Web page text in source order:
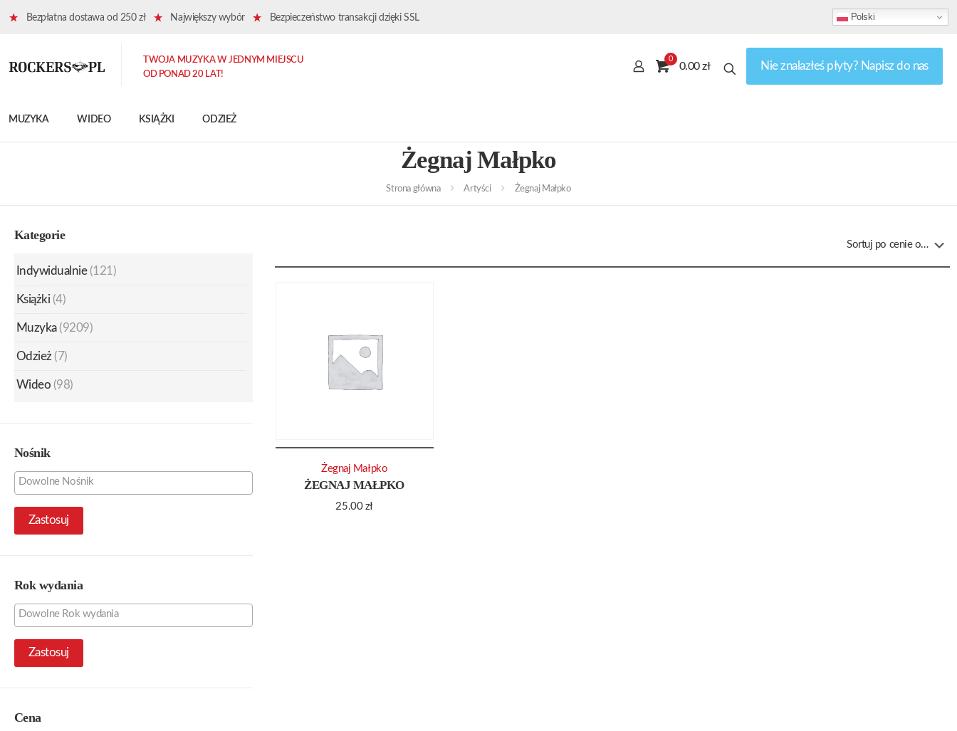
Bezpłatna dostawa od 250 zł Największy wybór Bezpieczeństwo transakcji dzięki SSL Polski
MUZYKA WIDEO KSIĄŻKI ODZIEŻ
TWOJA MUZYKA W JEDNYM MIEJSCU
OD PONAD 20 LAT!
0
0.00 zł Nie znalazłeś płyty? Napisz do nas
Żegnaj Małpko
Strona główna Artyści Żegnaj Małpko
ŻEGNAJ MAŁPKO
25.00 zł
Żegnaj Małpko
Kategorie
Indywidualnie (121)
Książki (4)
Muzyka (9209)
Odzież (7)
Wideo (98)
Nośnik
Zastosuj
Rok wydania
Zastosuj
Cena